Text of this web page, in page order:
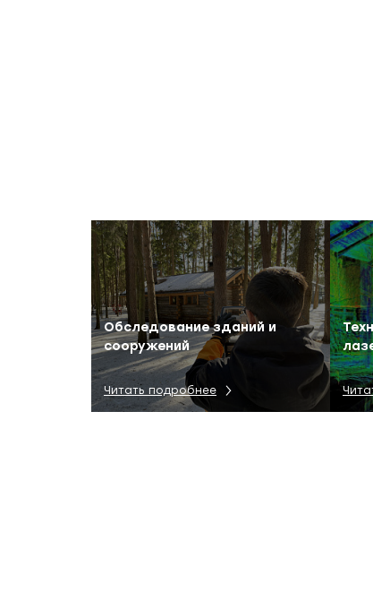
Обследование зданий и
сооружений
Читать подробнее